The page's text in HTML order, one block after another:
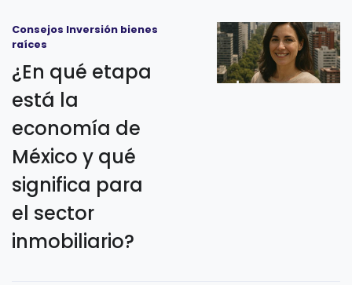
Consejos Inversión bienes
raíces
¿En qué etapa
está la
economía de
México y qué
significa para
el sector
inmobiliario?